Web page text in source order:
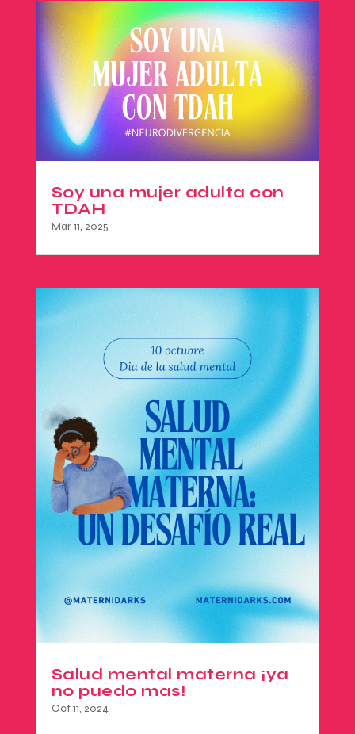
Soy una mujer adulta con
TDAH
Mar 11, 2025
Salud mental materna ¡ya
no puedo mas!
Oct 11, 2024